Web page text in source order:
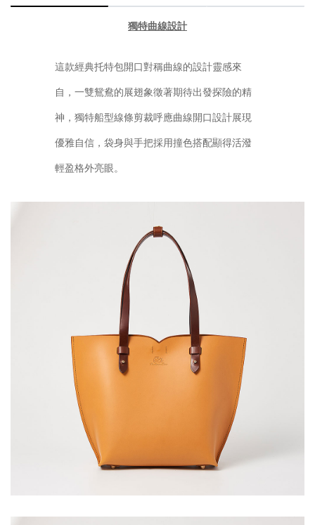
獨特曲線設計
這款經典托特包開口對稱曲線的設計靈感來
自，一雙鴛鴦的展翅象徵著期待出發探險的精
神，獨特船型線條剪裁呼應曲線開口設計展現
優雅自信，袋身與手把採用撞色搭配顯得活潑
輕盈格外亮眼。